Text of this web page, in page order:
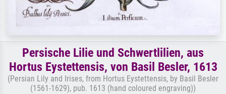
Persische Lilie und Schwertlilien, aus
Hortus Eystettensis, von Basil Besler, 1613
(Persian Lily and Irises, from Hortus Eystettensis, by Basil Besler
(1561-1629), pub. 1613 (hand coloured engraving))